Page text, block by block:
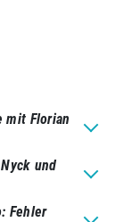
mit Florian
und
Fehler